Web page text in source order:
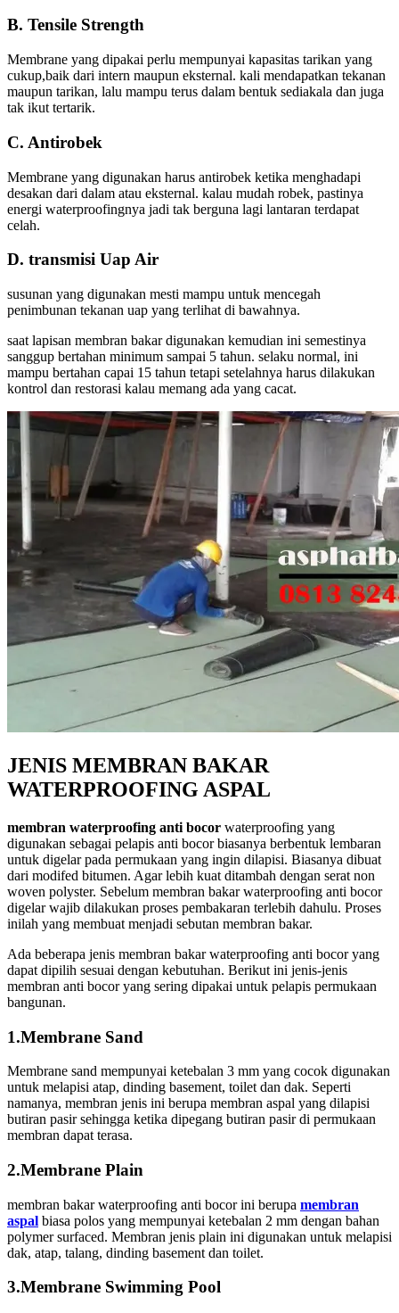
B. Tensile Strength
Membrane yang dipakai perlu mempunyai kapasitas tarikan yang
cukup,baik dari intern maupun eksternal. kali mendapatkan tekanan
maupun tarikan, lalu mampu terus dalam bentuk sediakala dan juga
tak ikut tertarik.
C. Antirobek
Membrane yang digunakan harus antirobek ketika menghadapi
desakan dari dalam atau eksternal. kalau mudah robek, pastinya
energi waterproofingnya jadi tak berguna lagi lantaran terdapat
celah.
D. transmisi Uap Air
susunan yang digunakan mesti mampu untuk mencegah
penimbunan tekanan uap yang terlihat di bawahnya.
saat lapisan membran bakar digunakan kemudian ini semestinya
sanggup bertahan minimum sampai 5 tahun. selaku normal, ini
mampu bertahan capai 15 tahun tetapi setelahnya harus dilakukan
kontrol dan restorasi kalau memang ada yang cacat.
JENIS MEMBRAN BAKAR
WATERPROOFING ASPAL
membran waterproofing anti bocor waterproofing yang
digunakan sebagai pelapis anti bocor biasanya berbentuk lembaran
untuk digelar pada permukaan yang ingin dilapisi. Biasanya dibuat
dari modifed bitumen. Agar lebih kuat ditambah dengan serat non
woven polyster. Sebelum membran bakar waterproofing anti bocor
digelar wajib dilakukan proses pembakaran terlebih dahulu. Proses
inilah yang membuat menjadi sebutan membran bakar.
Ada beberapa jenis membran bakar waterproofing anti bocor yang
dapat dipilih sesuai dengan kebutuhan. Berikut ini jenis-jenis
membran anti bocor yang sering dipakai untuk pelapis permukaan
bangunan.
1.Membrane Sand
Membrane sand mempunyai ketebalan 3 mm yang cocok digunakan
untuk melapisi atap, dinding basement, toilet dan dak. Seperti
namanya, membran jenis ini berupa membran aspal yang dilapisi
butiran pasir sehingga ketika dipegang butiran pasir di permukaan
membran dapat terasa.
2.Membrane Plain
membran bakar waterproofing anti bocor ini berupa membran
aspal biasa polos yang mempunyai ketebalan 2 mm dengan bahan
polymer surfaced. Membran jenis plain ini digunakan untuk melapisi
dak, atap, talang, dinding basement dan toilet.
3.Membrane Swimming Pool